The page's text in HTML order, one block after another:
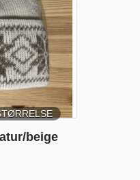
beige